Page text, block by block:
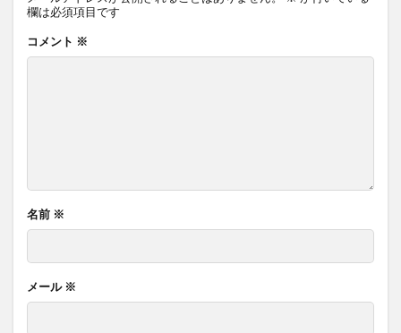
欄は必須項目です
コメント ※
名前 ※
メール ※